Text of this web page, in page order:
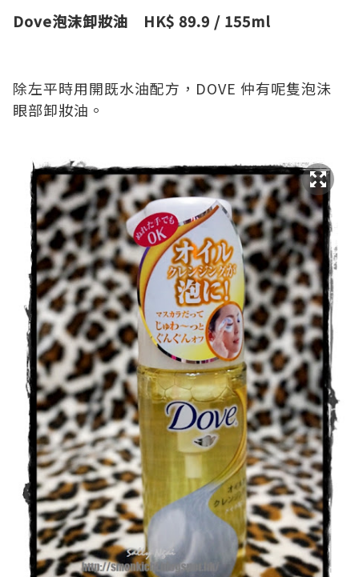
Dove泡沫卸妝油 HK$ 89.9 / 155ml
除左平時用開既水油配方，DOVE 仲有呢隻泡沬
眼部卸妝油。